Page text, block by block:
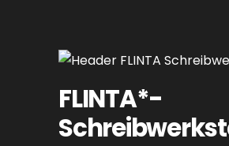
FLINTA*-